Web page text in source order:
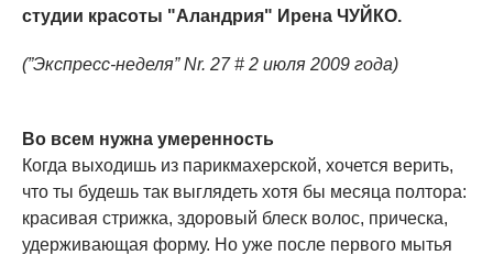
студии красоты "Аландрия" Ирена ЧУЙКО.
(”Экспресс-неделя” Nr. 27 # 2 июля 2009 года)
Во всем нужна умеренность
Когда выходишь из парикмахерской, хочется верить,
что ты будешь так выглядеть хотя бы месяца полтора:
красивая стрижка, здоровый блеск волос, прическа,
удерживающая форму. Но уже после первого мытья